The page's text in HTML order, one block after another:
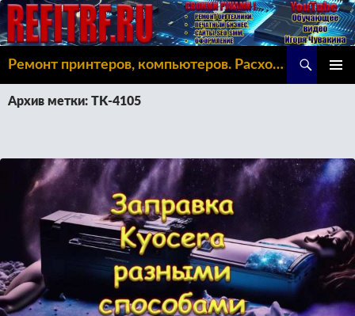
Ремонт принтеров, компьютеров. Расходка, Omoda C5
К
СОДЕРЖИМОМУ
Архив метки: TK-4105